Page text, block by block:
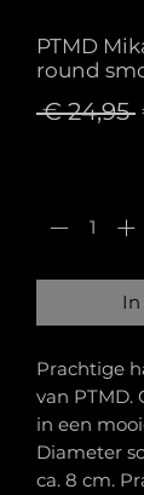
PTMD
round
€ 24,95
Prachtige
van PTMD.
in een
Diameter
ca. 8 cm.